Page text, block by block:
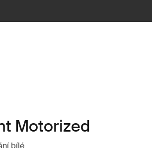
Motorized
bílé